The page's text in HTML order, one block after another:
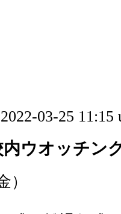
03-25 11:15
ウオッチン
）